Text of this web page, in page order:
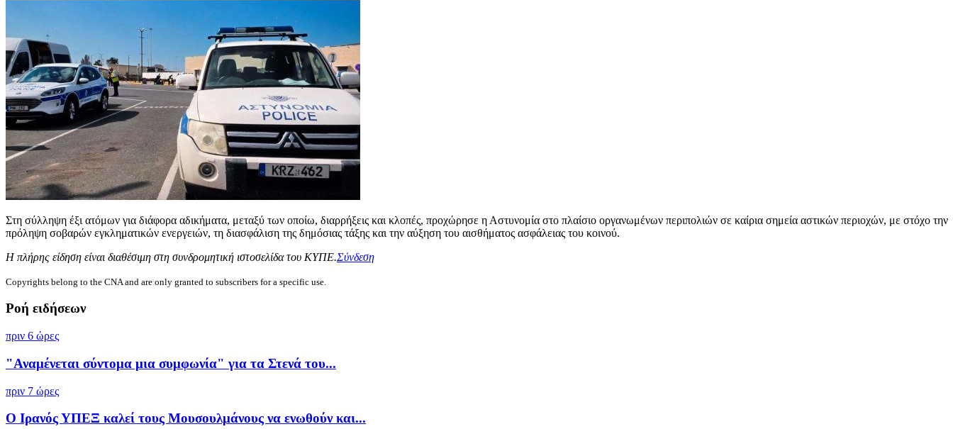
Στη σύλληψη έξι ατόμων για διάφορα αδικήματα, μεταξύ των οποίω, διαρρήξεις και κλοπές, προχώρησε η Αστυνομία στο πλαίσιο οργανωμένων περιπολιών σε καίρια σημεία αστικών περιοχών, με στόχο την
πρόληψη σοβαρών εγκληματικών ενεργειών, τη διασφάλιση της δημόσιας τάξης και την αύξηση του αισθήματος ασφάλειας του κοινού.
Η πλήρης είδηση είναι διαθέσιμη στη συνδρομητική ιστοσελίδα του ΚΥΠΕ.Σύνδεση
Copyrights belong to the CNA and are only granted to subscribers for a specific use.
Ροή ειδήσεων
πριν 6 ώρες
"Αναμένεται σύντομα μια συμφωνία" για τα Στενά του...
πριν 7 ώρες
Ο Ιρανός ΥΠΕΞ καλεί τους Μουσουλμάνους να ενωθούν και...